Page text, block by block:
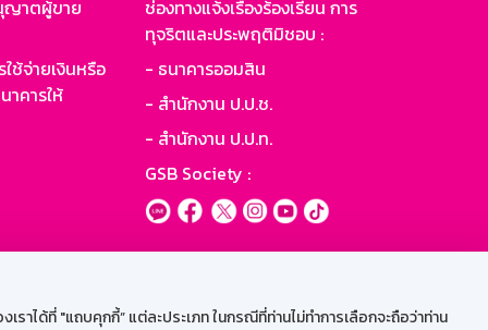
ได้ที่ "แถบคุกกี้” แต่ละประเภท ในกรณีที่ท่านไม่ทำการเลือกจะถือว่าท่าน
ญาตผู้ขาย
ช้จ่ายเงินหรือ
คารให้
ช่องทางแจ้งเรื่องร้องเรียน การ
ทุจริตและประพฤติมิชอบ :
- ธนาคารออมสิน
- สำนักงาน ป.ป.ช.
- สำนักงาน ป.ป.ท.
GSB Society :